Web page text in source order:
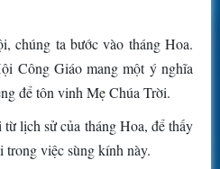
chúng ta bước vào tháng Hoa.
Công Giáo mang một ý nghĩa
để tôn vinh Mẹ Chúa Trời.
lịch sử của tháng Hoa, để thấy
việc sùng kính này.